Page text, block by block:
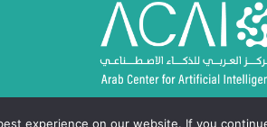
experience on our website. If you